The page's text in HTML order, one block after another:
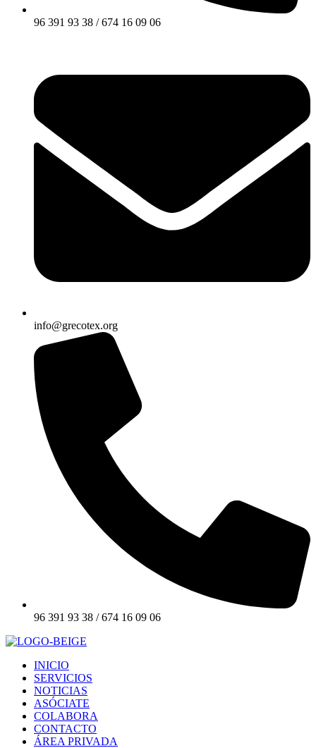
96 391 93 38 / 674 16 09 06
info@grecotex.org
96 391 93 38 / 674 16 09 06
INICIO
SERVICIOS
NOTICIAS
ASÓCIATE
COLABORA
CONTACTO
ÁREA PRIVADA